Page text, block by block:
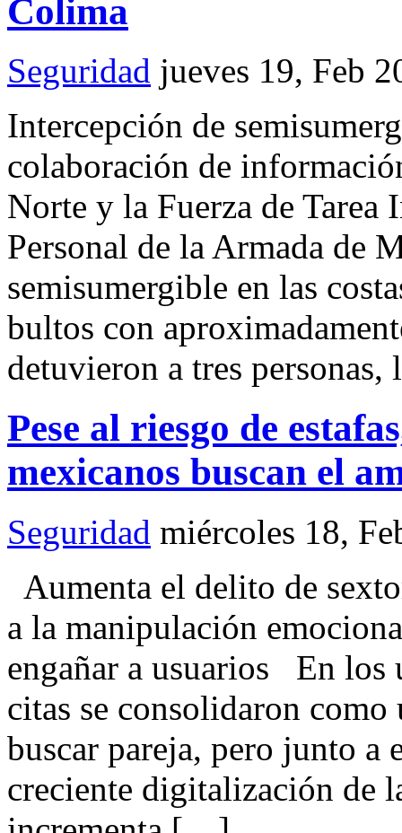
Colima
Seguridad jueves 19, Feb
Intercepción de
colaboración de
Norte y la Fuerza de
Personal de la Armada de
semisumergible en las
bultos con
detuvieron a tres
Pese al riesgo de
mexicanos buscan el
Seguridad miércoles 18,
Aumenta el delito de
a la manipulación
engañar a usuarios En los
citas se consolidaron
buscar pareja, pero junto a
creciente digitalización de